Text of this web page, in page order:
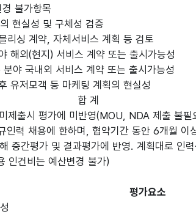
불가항목
현실성 및 구체성 검증
싱 계약, 자체서비스 계획 등 검토
해외(현지) 서비스 계약 또는 출시가능성
국내외 서비스 계약 또는 출시가능성
유저모객 등 마케팅 계획의 현실성
합 계
출시 평가에 미반영(MOU, NDA 제출 불필
력 채용에 한하며, 협약기간 동안 6개월 이
간평가 및 결과평가에 반영. 계획대로 인력
건비는 예산변경 불가)
평가요소